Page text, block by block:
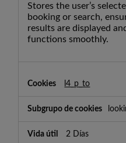
Stores the user’s
booking or search,
results are displayed
functions smoothly.
l4_p_to
2 Días